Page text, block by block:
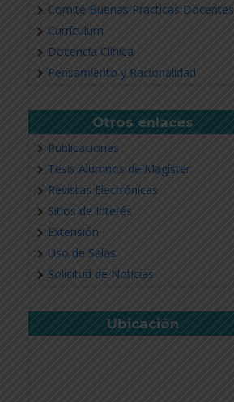
Comité Buenas Practicas Docentes
Currículum
Docencia Clínica
Pensamiento y Racionalidad
Otros enlaces
Publicaciones
Tesis Alumnos de Magíster
Revistas Electrónicas
Sitios de Interés
Extensión
Uso de Salas
Solicitud de Noticias
Ubicación